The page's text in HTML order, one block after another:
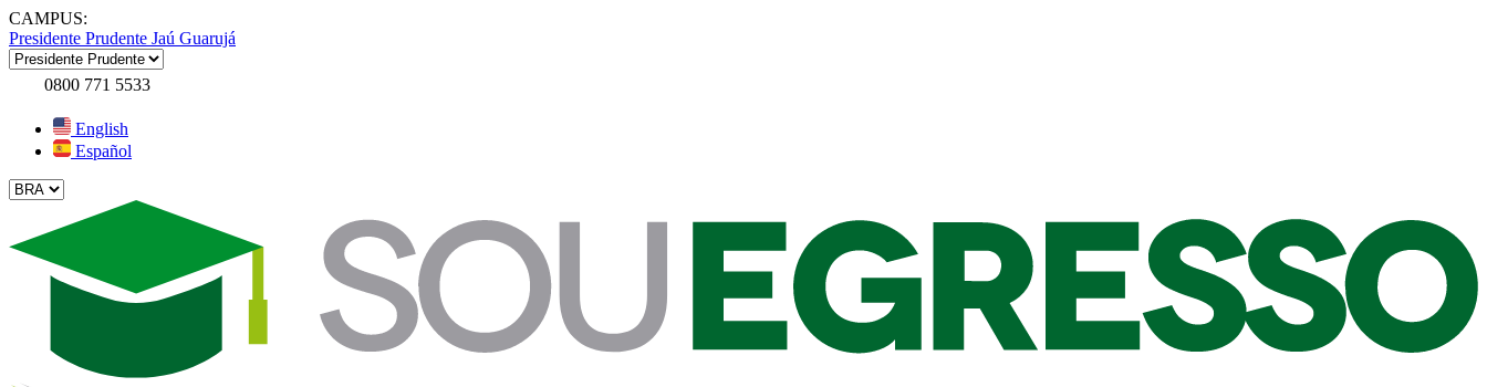
CAMPUS:
Presidente Prudente Jaú Guarujá
0800 771 5533
English
Español